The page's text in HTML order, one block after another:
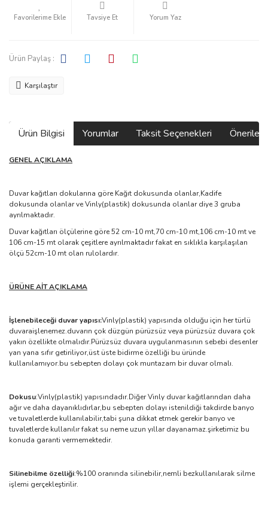
Tavsiye Et Yorum Yaz
Ürün Paylaş :
Karşılaştır
Ürün Bilgisi Yorumlar Taksit Seçenekleri
GENEL AÇIKLAMA
Duvar kağıtları dokularına göre Kağıt dokusunda olanlar,Kadife
dokusunda olanlar ve Vinly(plastik) dokusunda olanlar diye 3 gruba
ayrılmaktadır.
Duvar kağıtları ölçülerine göre 52 cm-10 mt,70 cm-10 mt,106 cm-10 mt ve
106 cm-15 mt olarak çeşitlere ayrılmaktadır fakat en sıklıkla karşılaşılan
ölçü 52cm-10 mt olan rulolardır.
ÜRÜNE AİT AÇIKLAMA
İşlenebileceği duvar yapısı:Vinly(plastik) yapısında olduğu için her türlü
duvaraişlenemez.duvarın çok düzgün pürüzsüz veya pürüzsüz duvara çok
yakın özellikte olmalıdır.Pürüzsüz duvara uygulanmasının sebebi desenler
yan yana sıfır getiriliyor,üst üste bidirme özelliği bu üründe
kullanılamıyor.bu sebepten dolayı çok muntazam bir duvar olmalı.
Dokusu:Vinly(plastik) yapısındadır.Diğer Vinly duvar kağıtlarından daha
ağır ve daha dayanıklıdırlar,bu sebepten dolayı istenildiği takdirde banyo
ve tuvaletlerde kullanılabilir,tabi şuna dikkat etmek gerekir banyo ve
tuvaletlerde kullanılır fakat su neme uzun yıllar dayanamaz.şirketimiz bu
konuda garanti vermemektedir.
Silinebilme özelliği:%100 oranında silinebilir,nemli bezkullanılarak silme
işlemi gerçekleştirilir.